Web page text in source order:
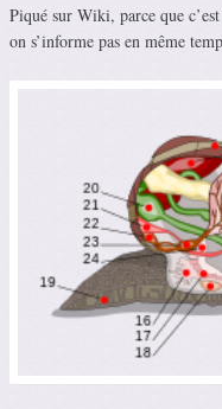
Piqué sur Wiki, parce que
on s’informe pas en même